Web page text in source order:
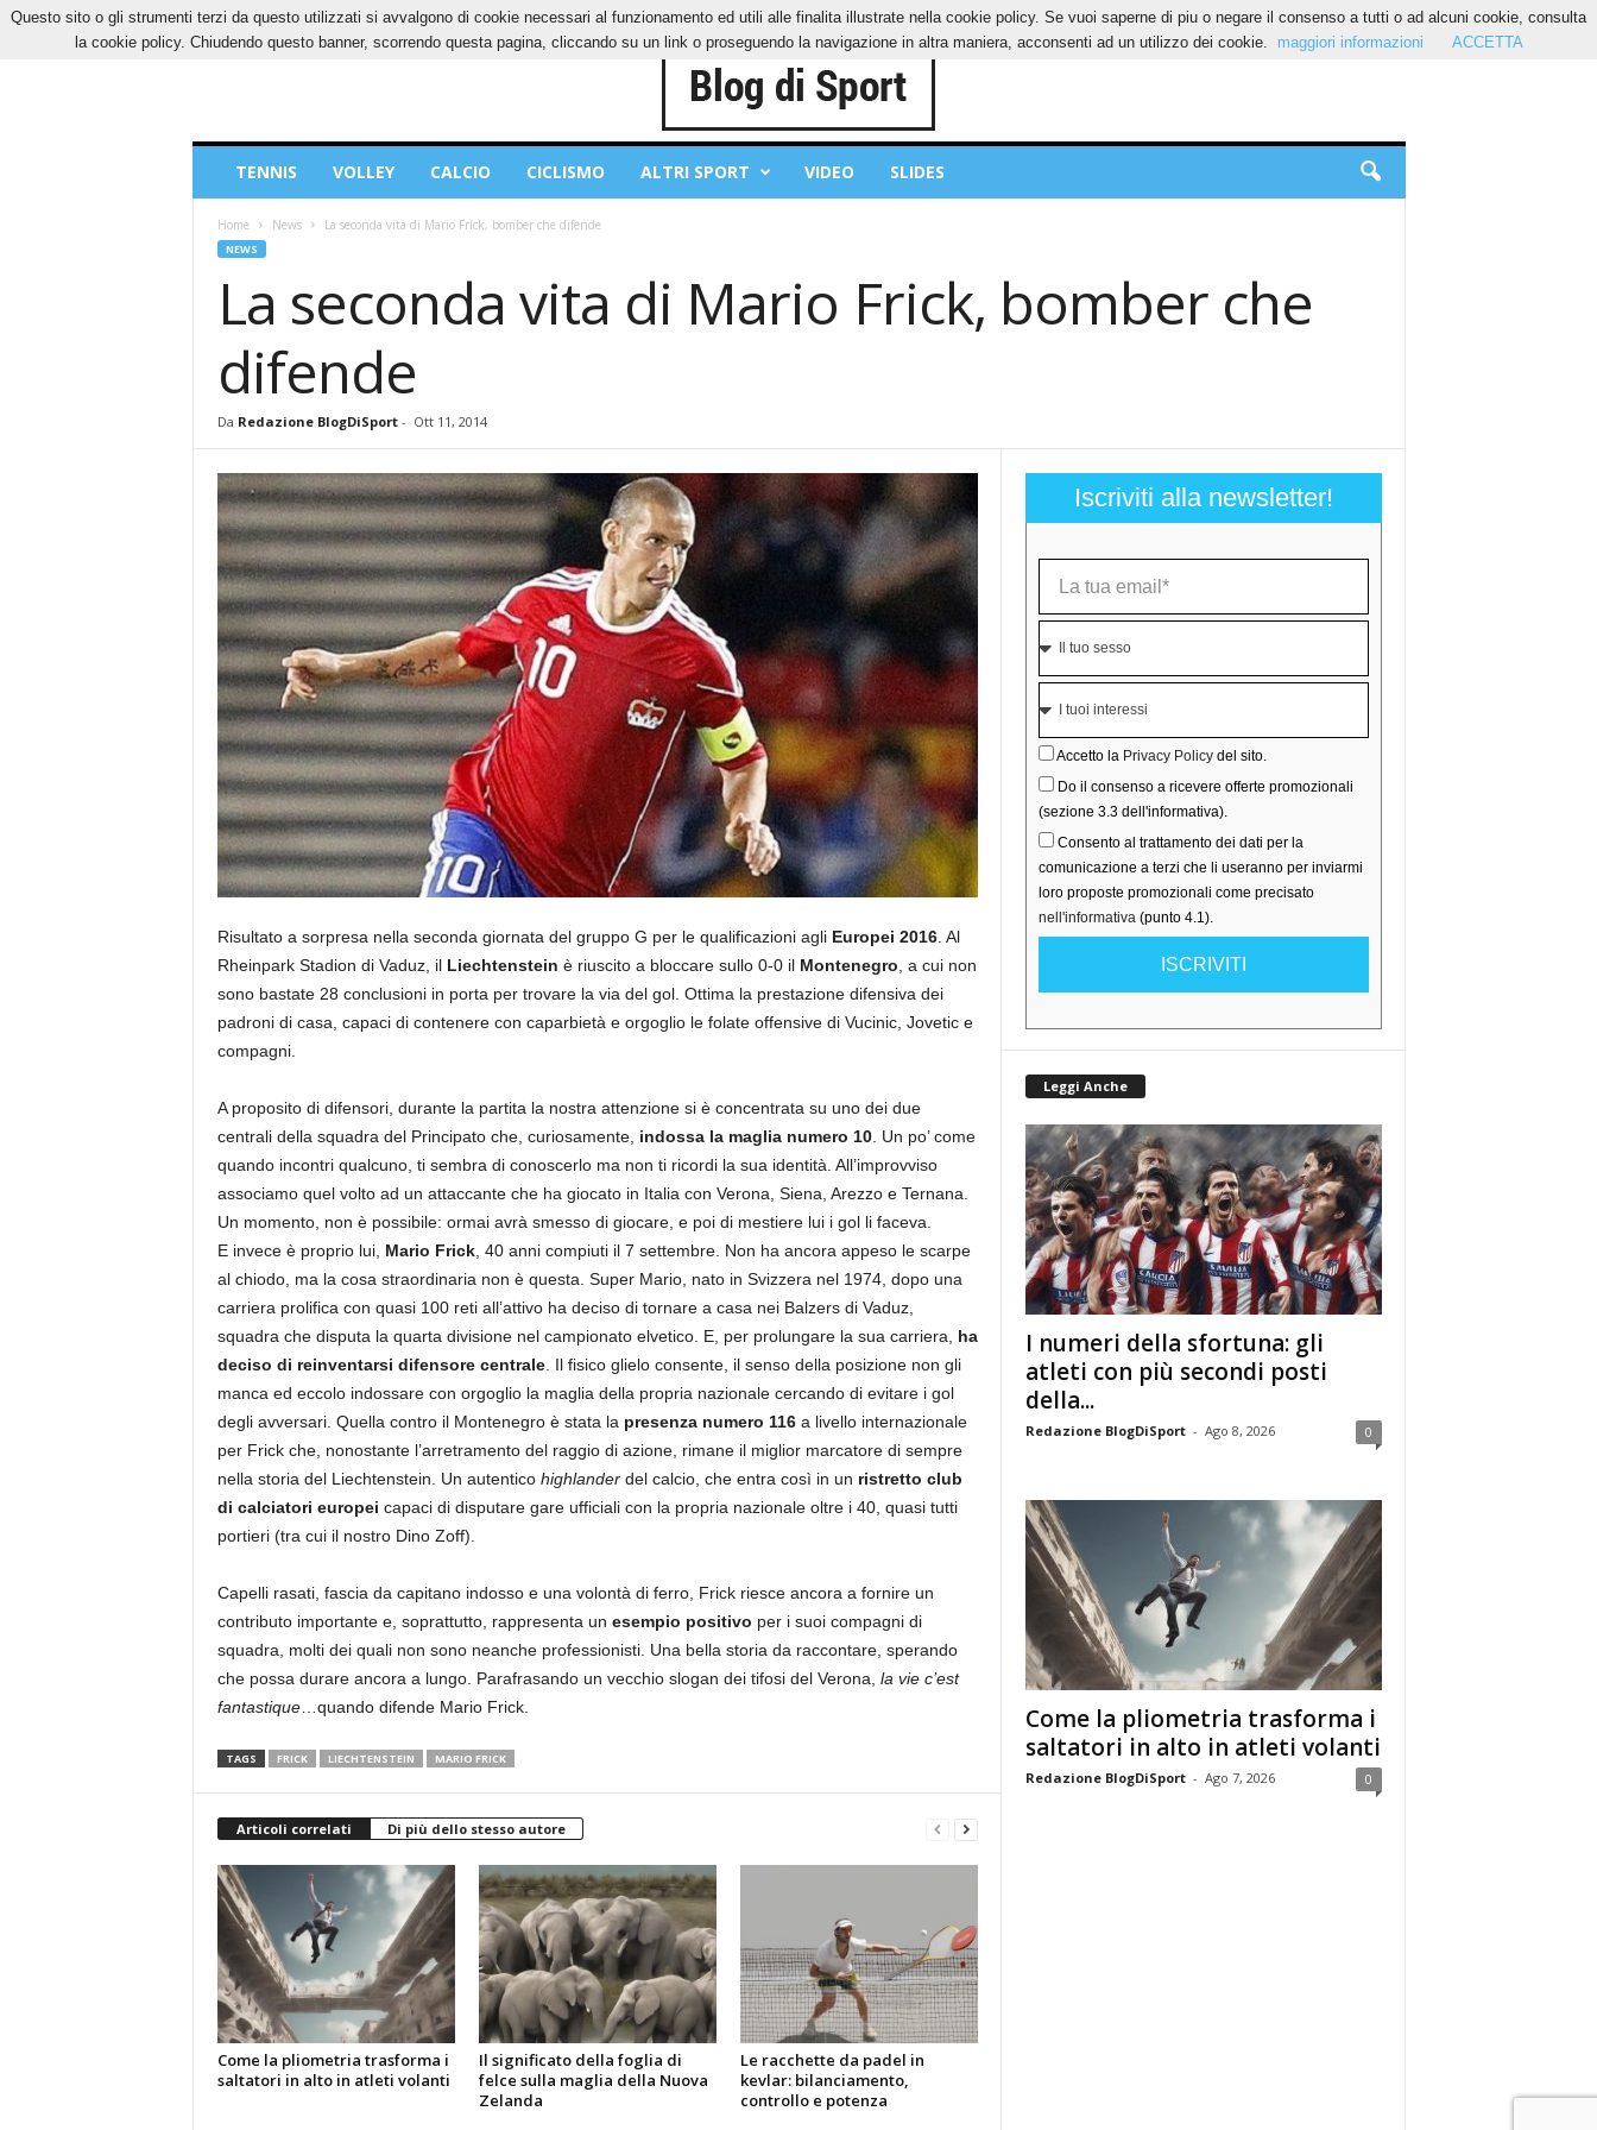
SABATO, 8 AGOSTO 2026 CONTATTI COOKIES PRIVACY POLICY
Sport
TENNIS VOLLEY CALCIO CICLISMO ALTRI SPORT VIDEO SLIDES
Home News La seconda vita di Mario Frick, bomber che difende
NEWS
La seconda vita di Mario Frick, bomber che
difende
Da Redazione BlogDiSport- Ott 11, 2014
Risultato a sorpresa nella seconda giornata del gruppo G per le qualificazioni agli Europei 2016. Al
Rheinpark Stadion di Vaduz, il Liechtenstein è riuscito a bloccare sullo 0-0 il Montenegro , a cui non
sono bastate 28 conclusioni in porta per trovare la via del gol. Ottima la prestazione difensiva dei
padroni di casa, capaci di contenere con caparbietà e orgoglio le folate offensive di Vucinic, Jovetic e
compagni.
A proposito di difensori, durante la partita la nostra attenzione si è concentrata su uno dei due
centrali della squadra del Principato che, curiosamente, indossa la maglia numero 10. Un po’ come
quando incontri qualcuno, ti sembra di conoscerlo ma non ti ricordi la sua identità. All’improvviso
associamo quel volto ad un attaccante che ha giocato in Italia con Verona, Siena, Arezzo e Ternana.
Un momento, non è possibile: ormai avrà smesso di giocare, e poi di mestiere lui i gol li faceva.
E invece è proprio lui, Mario Frick, 40 anni compiuti il 7 settembre. Non ha ancora appeso le scarpe
al chiodo, ma la cosa straordinaria non è questa. Super Mario, nato in Svizzera nel 1974, dopo una
carriera prolifica con quasi 100 reti all’attivo ha deciso di tornare a casa nei Balzers di Vaduz,
squadra che disputa la quarta divisione nel campionato elvetico. E, per prolungare la sua carriera, ha
deciso di reinventarsi difensore centrale. Il fisico glielo consente, il senso della posizione non gli
manca ed eccolo indossare con orgoglio la maglia della propria nazionale cercando di evitare i gol
degli avversari. Quella contro il Montenegro è stata la presenza numero 116a livello internazionale
per Frick che, nonostante l’arretramento del raggio di azione, rimane il miglior marcatore di sempre
nella storia del Liechtenstein. Un autentico highlanderdel calcio, che entra così in un ristretto club
di calciatori europei capaci di disputare gare ufficiali con la propria nazionale oltre i 40, quasi tutti
portieri (tra cui il nostro Dino Zoff).
Capelli rasati, fascia da capitano indosso e una volontà di ferro, Frick riesce ancora a fornire un
contributo importante e, soprattutto, rappresenta un esempio positivo per i suoi compagni di
squadra, molti dei quali non sono neanche professionisti. Una bella storia da raccontare, sperando
che possa durare ancora a lungo. Parafrasando un vecchio slogan dei tifosi del Verona, la vie c’est
fantastique…quando difende Mario Frick.
TAGS FRICK LIECHTENSTEIN MARIO FRICK
Articoli correlati Di più dello stesso autore
Come la pliometria trasforma i
saltatori in alto in atleti volanti
Il significato della foglia di
felce sulla maglia della Nuova
Zelanda
Le racchette da padel in
kevlar: bilanciamento,
controllo e potenza
Iscriviti alla newsletter!
Accetto la Privacy Policydel sito.
Do il consenso a ricevere offerte promozionali
(sezione 3.3 dell'informativa).
Consento al trattamento dei dati per la
comunicazione a terzi che li useranno per inviarmi
loro proposte promozionali come precisato
nell'informativa(punto 4.1).
ISCRIVITI
Leggi Anche
I numeri della sfortuna: gli
atleti con più secondi posti
della...
Redazione BlogDiSport - Ago 8, 2026 0
Come la pliometria trasforma i
saltatori in alto in atleti volanti
Redazione BlogDiSport - Ago 7, 2026 0
Questo sito o gli strumenti terzi da questo utilizzati si avvalgono di cookie necessari al funzionamento ed utili alle finalita illustrate nella cookie policy. Se vuoi saperne di piu o negare il consenso a tutti o ad alcuni cookie, consulta
la cookie policy. Chiudendo questo banner, scorrendo questa pagina, cliccando su un link o proseguendo la navigazione in altra maniera, acconsenti ad un utilizzo dei cookie.
maggiori informazioni ACCETTA